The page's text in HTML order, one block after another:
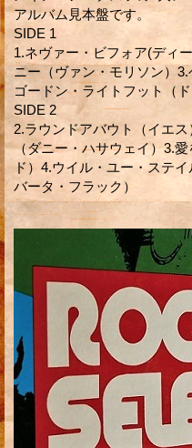
アルバム見本盤です。
SIDE 1
1.ネヴァー・ビフォア(ディ
ニー（ヴァン・モリソン）
ゴードン・ライトフット（ド
SIDE 2
2.ラウンドアバウト（イエ
（ダニー・ハサウェイ）3.
ド）4.ウイル・ユー・ステ
バータ・フラック）